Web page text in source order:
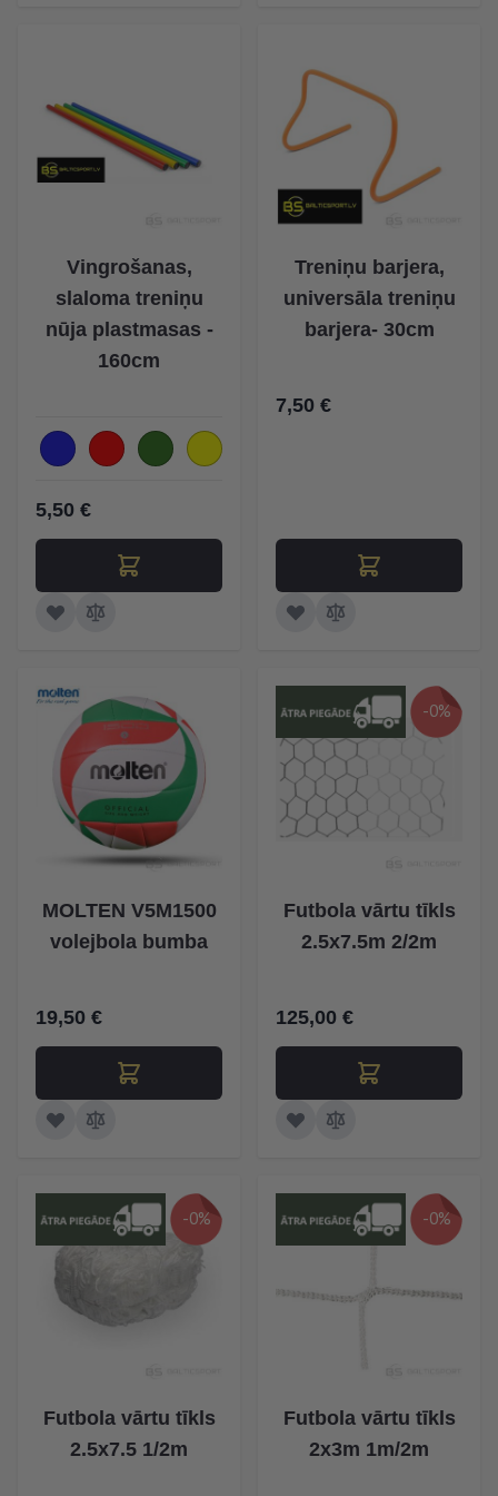
Vingrošanas,
slaloma treniņu
nūja plastmasas -
160cm
5,50 €
Treniņu barjera,
universāla treniņu
barjera- 30cm
7,50 €
MOLTEN V5M1500
volejbola bumba
19,50 €
-0%
Futbola vārtu tīkls
2.5x7.5m 2/2m
125,00 €
-0%
Futbola vārtu tīkls
2.5x7.5 1/2m
-0%
Futbola vārtu tīkls
2x3m 1m/2m